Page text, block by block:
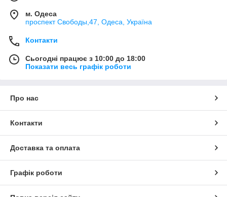
м. Одеса
проспект Свободы,47, Одеса, Україна
Контакти
Сьогодні працює з 10:00 до 18:00
Показати весь графік роботи
Про нас
Контакти
Доставка та оплата
Графік роботи